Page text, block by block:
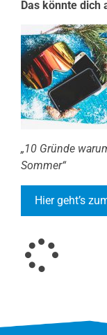
Das könnte dich
„10 Gründe
Sommer“
Hier geht’s